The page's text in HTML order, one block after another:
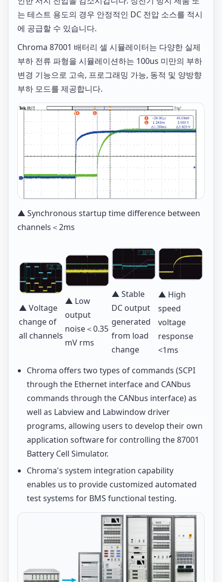
는 테스트 용도의 경우 안정적인 DC 전압 소스를 적시
에 공급할 수 있습니다.
Chroma 87001 배터리 셀 시뮬레이터는 다양한 실제
부하 전류 파형을 시뮬레이션하는 100us 미만의 부하
변경 기능으로 고속, 프로그래밍 가능, 동적 및 양방향
부하 모드를 제공합니다.
▲ Synchronous startup time difference between
channels＜2ms
▲ Voltage
change of
all channels
▲ Low
output
noise＜0.35
mV rms
▲ Stable
DC output
generated
from load
change
▲ High
speed
voltage
response
<1ms
Chroma offers two types of commands (SCPI
through the Ethernet interface and CANbus
commands through the CANbus interface) as
well as Labview and Labwindow driver
programs, allowing users to develop their own
application software for controlling the 87001
Battery Cell Simulator.
Chroma's system integration capability
enables us to provide customized automated
test systems for BMS functional testing.